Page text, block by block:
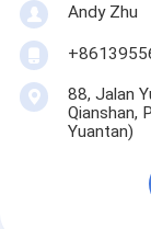
Andy Zhu
88, Jalan
Qianshan,
Yuantan)